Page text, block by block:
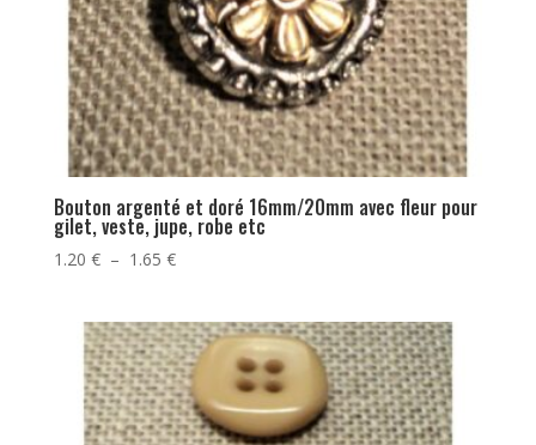
Bouton argenté et doré 16mm/20mm avec fleur pour
gilet, veste, jupe, robe etc
1.20 € – 1.65 €Plage
1.20 €
à
1.65 €